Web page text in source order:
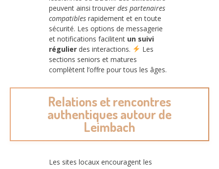
peuvent ainsi trouver des partenaires
compatibles rapidement et en toute
sécurité. Les options de messagerie
et notifications facilitent un suivi
régulier des interactions.
Les
sections seniors et matures
complètent l’offre pour tous les âges.
Relations et rencontres
authentiques autour de
Leimbach
Les sites locaux encouragent les